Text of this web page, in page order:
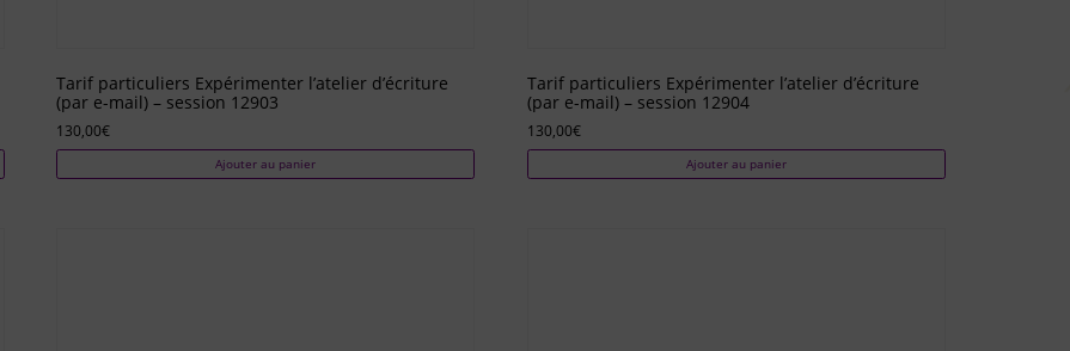
Tarif particuliers Expérimenter l’atelier d’écriture
(par e-mail) – session 12903
130,00€
Ajouter au panier
Tarif particuliers Expérimenter l’atelier d’écriture
(par e-mail) – session 12904
130,00€
Ajouter au panier